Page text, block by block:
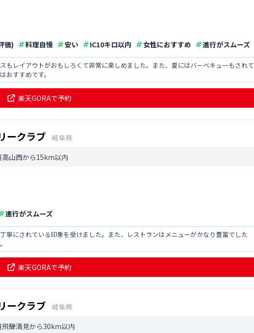
価) 料理自慢 安い IC10キロ以内 女性におすすめ 進行がスムーズ
もレイアウトがおもしろくて非常に楽しめました。また、夏にはバーベキューもされて
おすすめです。
楽天GORAで予約
ークラブ
岐阜県
山西から15km以内
進行がスムーズ
寧にされている印象を受けました。また、レストランはメニューがかなり豊富でした
楽天GORAで予約
ークラブ
岐阜県
騨清見から30km以内